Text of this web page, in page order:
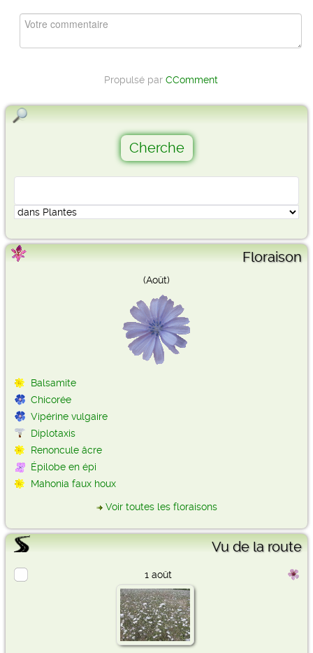
Propulsé par CComment
Floraison
(Août)
Balsamite
Chicorée
Vipérine vulgaire
Diplotaxis
Renoncule âcre
Épilobe en épi
Mahonia faux houx
Voir toutes les floraisons
Vu de la route
1 août